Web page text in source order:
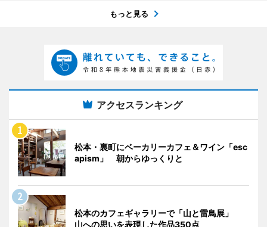
もっと見る
アクセスランキング
松本・裏町にベーカリーカフェ＆ワイン「esc
apism」 朝からゆっくりと
松本のカフェギャラリーで「山と雷鳥展」
山への思いを表現した作品350点